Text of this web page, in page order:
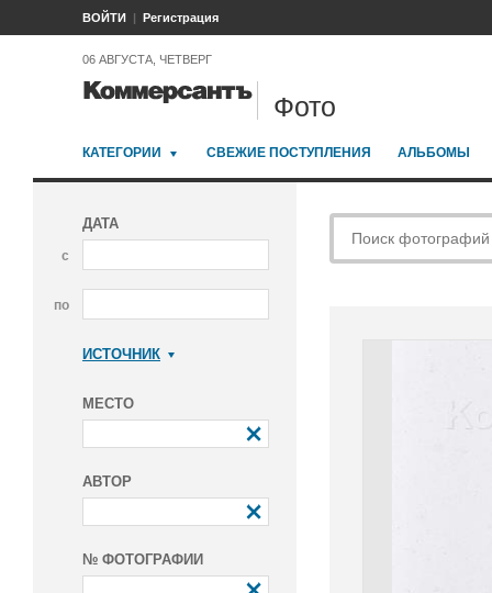
ВОЙТИ Регистрация
06 АВГУСТА, ЧЕТВЕРГ
Фото
КАТЕГОРИИ СВЕЖИЕ ПОСТУПЛЕНИЯ АЛЬБОМЫ
ДАТА
с
по
ИСТОЧНИК
МЕСТО
АВТОР
№ ФОТОГРАФИИ